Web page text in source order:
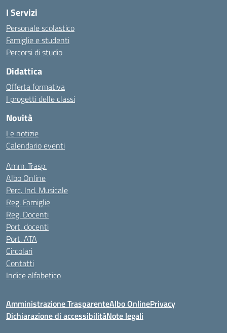
I Servizi
Personale scolastico
Famiglie e studenti
Percorsi di studio
Didattica
Offerta formativa
I progetti delle classi
Novità
Le notizie
Calendario eventi
Amm. Trasp.
Albo Online
Perc. Ind. Musicale
Reg. Famiglie
Reg. Docenti
Port. docenti
Port. ATA
Circolari
Contatti
Indice alfabetico
Amministrazione TrasparenteAlbo OnlinePrivacy
Dichiarazione di accessibilitàNote legali